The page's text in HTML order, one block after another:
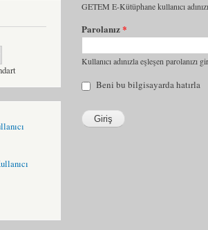
GETEM E-Kütüphane kullanıcı
Parolanız*
Kullanıcı adınızla eşleşen parolanızı
Beni bu bilgisayarda hatırla